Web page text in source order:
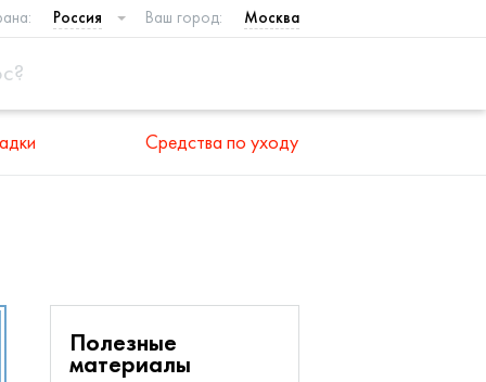
Россия Ваш город: Москва
Средства по уходу
Полезные
материалы